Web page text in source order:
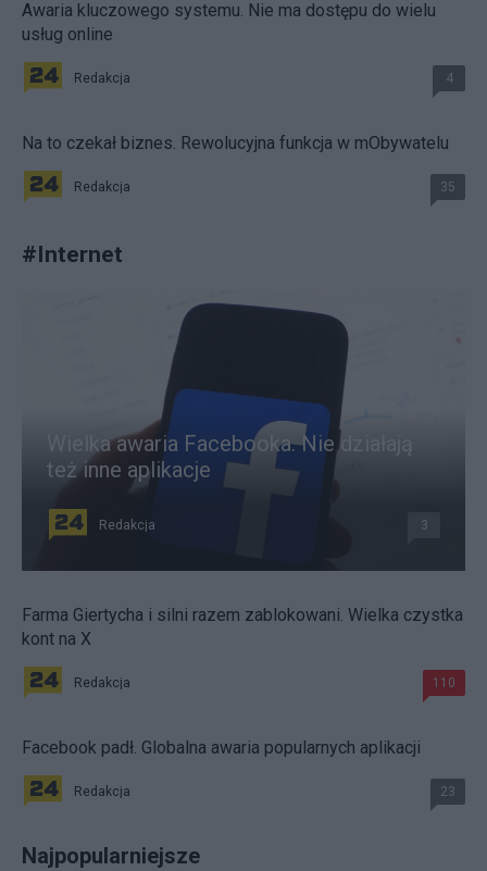
Awaria kluczowego systemu. Nie ma dostępu do wielu
usług online
Redakcja 4
Na to czekał biznes. Rewolucyjna funkcja w mObywatelu
Redakcja 35
#Internet
Wielka awaria Facebooka. Nie działają
też inne aplikacje
Redakcja 3
Farma Giertycha i silni razem zablokowani. Wielka czystka
kont na X
Redakcja 110
Facebook padł. Globalna awaria popularnych aplikacji
Redakcja 23
Najpopularniejsze